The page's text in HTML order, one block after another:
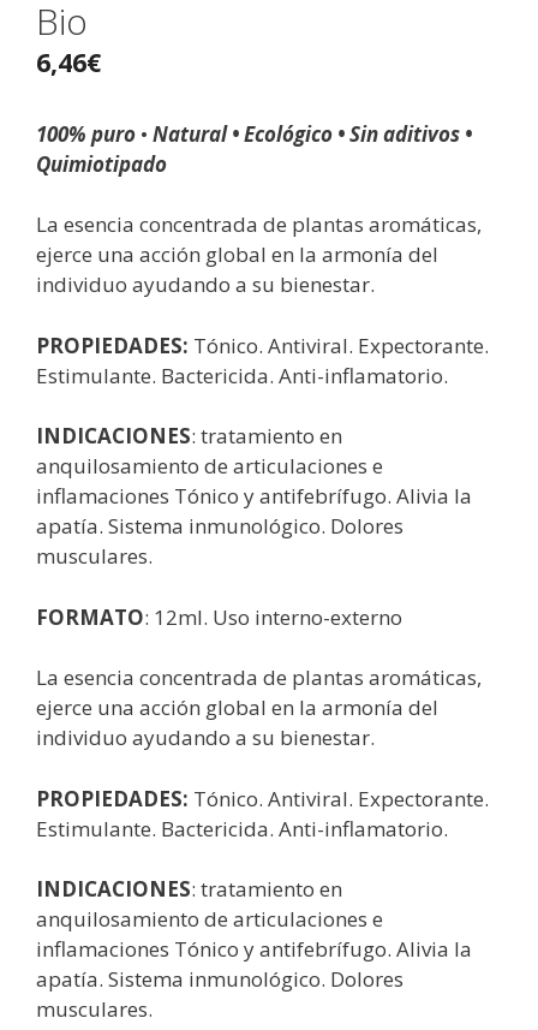
Bio
6,46€
100% puro • Natural • Ecológico • Sin aditivos •
Quimiotipado
La esencia concentrada de plantas aromáticas,
ejerce una acción global en la armonía del
individuo ayudando a su bienestar.
PROPIEDADES: Tónico. Antiviral. Expectorante.
Estimulante. Bactericida. Anti-inflamatorio.
INDICACIONES: tratamiento en
anquilosamiento de articulaciones e
inflamaciones Tónico y antifebrífugo. Alivia la
apatía. Sistema inmunológico. Dolores
musculares.
FORMATO: 12ml. Uso interno-externo
La esencia concentrada de plantas aromáticas,
ejerce una acción global en la armonía del
individuo ayudando a su bienestar.
PROPIEDADES: Tónico. Antiviral. Expectorante.
Estimulante. Bactericida. Anti-inflamatorio.
INDICACIONES: tratamiento en
anquilosamiento de articulaciones e
inflamaciones Tónico y antifebrífugo. Alivia la
apatía. Sistema inmunológico. Dolores
musculares.